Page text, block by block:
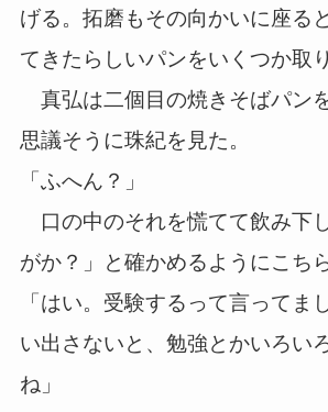
げる。拓磨もその向かいに座る
てきたらしいパンをいくつか取
真弘は二個目の焼きそばパン
思議そうに珠紀を見た。
「ふへん？」
口の中のそれを慌てて飲み下
がか？」と確かめるようにこち
「はい。受験するって言ってま
い出さないと、勉強とかいろい
ね」